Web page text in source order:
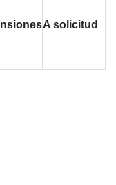
A solicitud